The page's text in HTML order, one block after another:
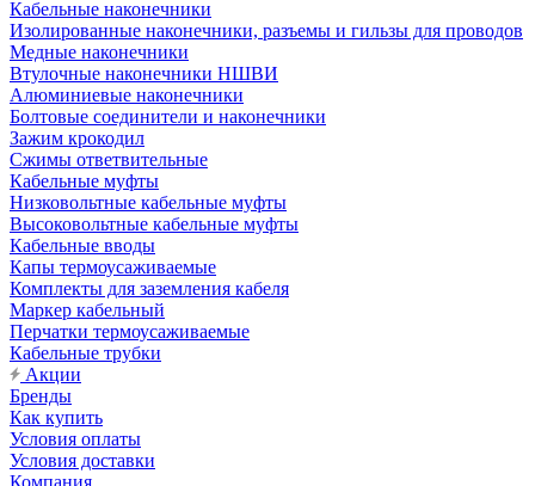
Кабельные наконечники
Изолированные наконечники, разъемы и гильзы для проводов
Медные наконечники
Втулочные наконечники НШВИ
Алюминиевые наконечники
Болтовые соединители и наконечники
Зажим крокодил
Сжимы ответвительные
Кабельные муфты
Низковольтные кабельные муфты
Высоковольтные кабельные муфты
Кабельные вводы
Капы термоусаживаемые
Комплекты для заземления кабеля
Маркер кабельный
Перчатки термоусаживаемые
Кабельные трубки
Акции
Бренды
Как купить
Условия оплаты
Условия доставки
Компания